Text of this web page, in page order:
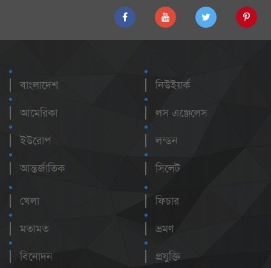
বাংলাদেশ
আমেরিকা
ইউরোপ
আন্তর্জাতিক
নিউইয়র্ক
লস এঞ্জেলেস
লন্ডন
সিলেট
খেলা
মতামত
বিনোদন
ফিচার
ভ্রমণ
প্রযুক্তি